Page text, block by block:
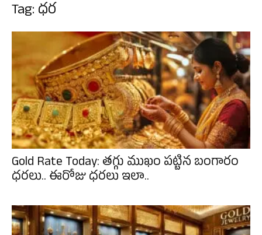
Tag: ధర
Gold Rate Today: తగ్గు ముఖం పట్టిన బంగారం
ధరలు.. ఈరోజు ధరలు ఇలా..